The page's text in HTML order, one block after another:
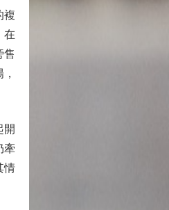
複
在
售
開
牽
情